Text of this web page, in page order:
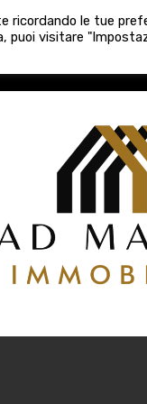
VENDITA
080
ricordando le tue
visitare